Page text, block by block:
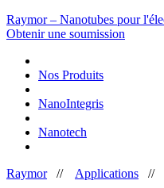
Raymor – Nanotubes pour
Obtenir une soumission
Nos Produits
NanoIntegris
Nanotech
Raymor// Applications //